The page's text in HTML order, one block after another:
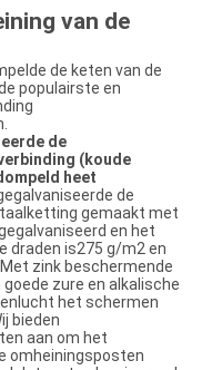
van de
de keten van de
populairste en
de
(koude
heet
de
gemaakt met
en het
draden is275 g/m2 en
zink beschermende
zure en alkalische
het schermen
bieden
aan om het
omheiningsposten